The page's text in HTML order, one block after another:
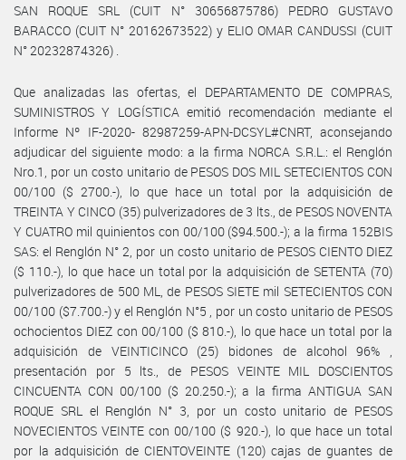
SAN ROQUE SRL (CUIT N° 30656875786) PEDRO GUSTAVO
BARACCO (CUIT N° 20162673522) y ELIO OMAR CANDUSSI (CUIT
N° 20232874326) .
Que analizadas las ofertas, el DEPARTAMENTO DE COMPRAS,
SUMINISTROS Y LOGÍSTICA emitió recomendación mediante el
Informe Nº IF-2020- 82987259-APN-DCSYL#CNRT, aconsejando
adjudicar del siguiente modo: a la firma NORCA S.R.L.: el Renglón
Nro.1, por un costo unitario de PESOS DOS MIL SETECIENTOS CON
00/100 ($ 2700.-), lo que hace un total por la adquisición de
TREINTA Y CINCO (35) pulverizadores de 3 lts., de PESOS NOVENTA
Y CUATRO mil quinientos con 00/100 ($94.500.-); a la firma 152BIS
SAS: el Renglón N° 2, por un costo unitario de PESOS CIENTO DIEZ
($ 110.-), lo que hace un total por la adquisición de SETENTA (70)
pulverizadores de 500 ML, de PESOS SIETE mil SETECIENTOS CON
00/100 ($7.700.-) y el Renglón N°5 , por un costo unitario de PESOS
ochocientos DIEZ con 00/100 ($ 810.-), lo que hace un total por la
adquisición de VEINTICINCO (25) bidones de alcohol 96% ,
presentación por 5 lts., de PESOS VEINTE MIL DOSCIENTOS
CINCUENTA CON 00/100 ($ 20.250.-); a la firma ANTIGUA SAN
ROQUE SRL el Renglón N° 3, por un costo unitario de PESOS
NOVECIENTOS VEINTE con 00/100 ($ 920.-), lo que hace un total
por la adquisición de CIENTOVEINTE (120) cajas de guantes de